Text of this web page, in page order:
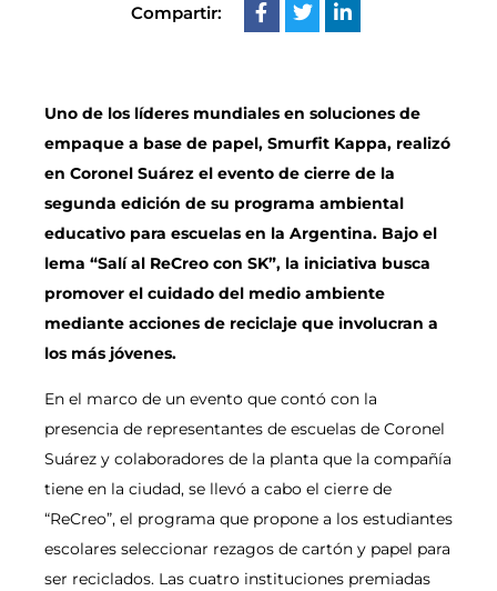
Compartir:
Uno de los líderes mundiales en soluciones de
empaque a base de papel, Smurfit Kappa, realizó
en Coronel Suárez el evento de cierre de la
segunda edición de su programa ambiental
educativo para escuelas en la Argentina. Bajo el
lema “Salí al ReCreo con SK”, la iniciativa busca
promover el cuidado del medio ambiente
mediante acciones de reciclaje que involucran a
los más jóvenes.
En el marco de un evento que contó con la
presencia de representantes de escuelas de Coronel
Suárez y colaboradores de la planta que la compañía
tiene en la ciudad, se llevó a cabo el cierre de
“ReCreo”, el programa que propone a los estudiantes
escolares seleccionar rezagos de cartón y papel para
ser reciclados. Las cuatro instituciones premiadas